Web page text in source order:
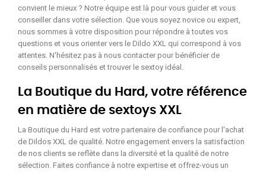
convient le mieux ? Notre équipe est là pour vous guider et vous
conseiller dans votre sélection. Que vous soyez novice ou expert,
nous sommes à votre disposition pour répondre à toutes vos
questions et vous orienter vers le Dildo XXL qui correspond à vos
attentes. N'hésitez pas à nous contacter pour bénéficier de
conseils personnalisés et trouver le sextoy idéal.
La Boutique du Hard, votre référence
en matière de sextoys XXL
La Boutique du Hard est votre partenaire de confiance pour l'achat
de Dildos XXL de qualité. Notre engagement envers la satisfaction
de nos clients se reflète dans la diversité et la qualité de notre
sélection. Faites confiance à notre expertise et offrez-vous un